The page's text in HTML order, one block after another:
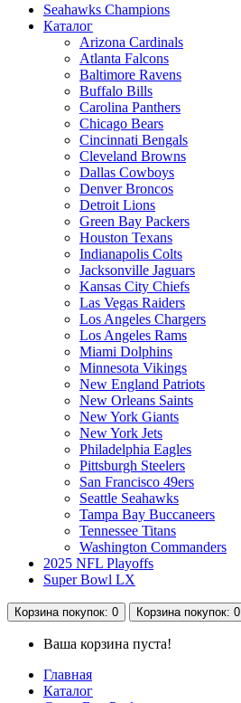
Seahawks Champions
Каталог
Arizona Cardinals
Atlanta Falcons
Baltimore Ravens
Buffalo Bills
Carolina Panthers
Chicago Bears
Cincinnati Bengals
Cleveland Browns
Dallas Cowboys
Denver Broncos
Detroit Lions
Green Bay Packers
Houston Texans
Indianapolis Colts
Jacksonville Jaguars
Kansas City Chiefs
Las Vegas Raiders
Los Angeles Chargers
Los Angeles Rams
Miami Dolphins
Minnesota Vikings
New England Patriots
New Orleans Saints
New York Giants
New York Jets
Philadelphia Eagles
Pittsburgh Steelers
San Francisco 49ers
Seattle Seahawks
Tampa Bay Buccaneers
Tennessee Titans
Washington Commanders
2025 NFL Playoffs
Super Bowl LX
Корзина покупок: 0 Корзина покупок: 0
Ваша корзина пуста!
Главная
Каталог